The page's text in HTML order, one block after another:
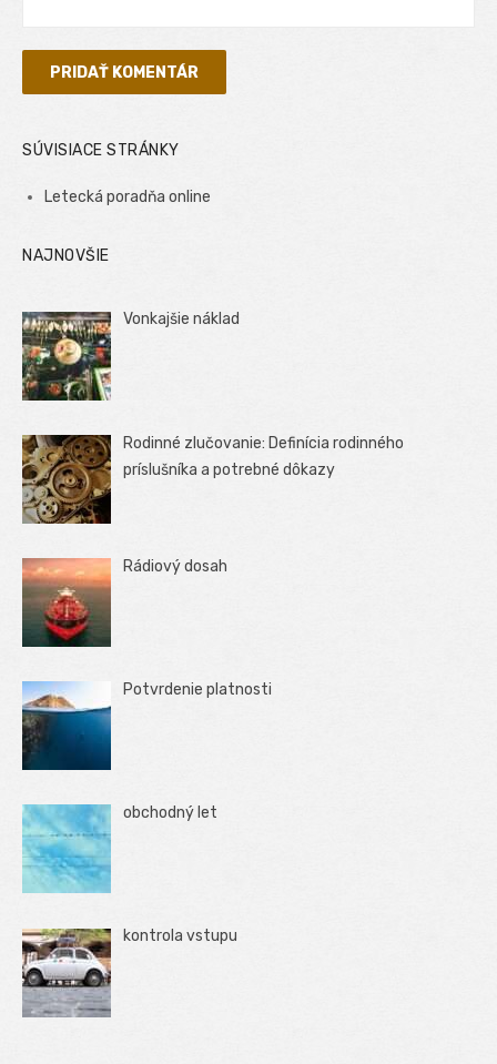
SÚVISIACE STRÁNKY
Letecká poradňa online
NAJNOVŠIE
Vonkajšie náklad
Rodinné zlučovanie: Definícia rodinného
príslušníka a potrebné dôkazy
Rádiový dosah
Potvrdenie platnosti
obchodný let
kontrola vstupu